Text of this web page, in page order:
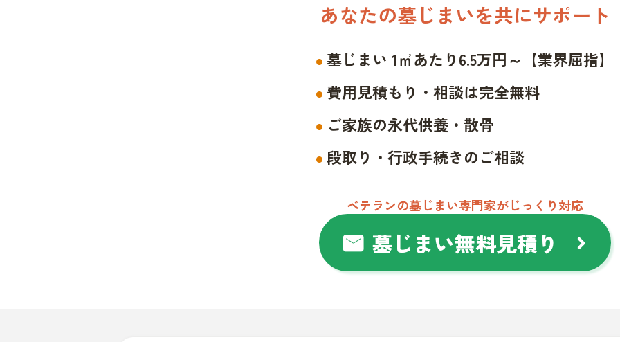
あなたの墓じまいを共にサポート
墓じまい 1㎡あたり6.5万円～【業界屈指】
費用見積もり・相談は完全無料
ご家族の永代供養・散骨
段取り・行政手続きのご相談
ベテランの墓じまい専門家がじっくり対応
mail 墓じまい無料見積り chevron_right